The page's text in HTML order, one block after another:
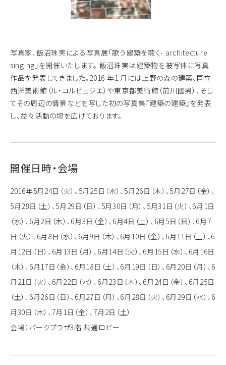
写真家、飯沼珠実による写真展「歌う建築を聴く- architecture
singing」を開催いたします。 飯沼珠実は建築物を被写体に写真
作品を発表してきました。2016 年1 月には上野の森の建築、国立
西洋美術館（ル・コルビュジエ）や東京都美術館（前川國男）、そし
てその周辺の情景などを写した初の写真集『建築の建築』を発表
し、益々活動の場を広げております。
開催日時・会場
2016年5月24日（火）、5月25日（水）、5月26日（木）、5月27日（金）、
5月28日（土）、5月29日（日）、5月30日（月）、5月31日（火）、6月1日
（水）、6月2日（木）、6月3日（金）、6月4日（土）、6月5日（日）、6月7
日（火）、6月8日（水）、6月9日（木）、6月10日（金）、6月11日（土）、6
月12日（日）、6月13日（月）、6月14日（火）、6月15日（水）、6月16日
（木）、6月17日（金）、6月18日（土）、6月19日（日）、6月20日（月）、6
月21日（火）、6月22日（水）、6月23日（木）、6月24日（金）、6月25日
（土）、6月26日（日）、6月27日（月）、6月28日（火）、6月29日（水）、6
月30日（木）、7月1日（金）、7月2日（土）
会場：パークプラザ3階 共通ロビー